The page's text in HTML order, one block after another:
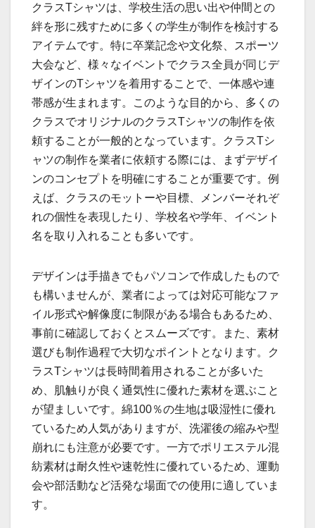
クラスTシャツは、学校生活の思い出や仲間との
絆を形に残すために多くの学生が制作を検討する
アイテムです。 特に卒業記念や文化祭、スポーツ
大会など、様々なイベントでクラス全員が同じデ
ザインのTシャツを着用することで、一体感や連
帯感が生まれます。このような目的から、多くの
クラスでオリジナルのクラスTシャツの制作を依
頼することが一般的となっています。クラスTシ
ャツの制作を業者に依頼する際には、まずデザイ
ンのコンセプトを明確にすることが重要です。例
えば、クラスのモットーや目標、メンバーそれぞ
れの個性を表現したり、学校名や学年、イベント
名を取り入れることも多いです。
デザインは手描きでもパソコンで作成したもので
も構いませんが、業者によっては対応可能なファ
イル形式や解像度に制限がある場合もあるため、
事前に確認しておくとスムーズです。また、素材
選びも制作過程で大切なポイントとなります。ク
ラスTシャツは長時間着用されることが多いた
め、肌触りが良く通気性に優れた素材を選ぶこと
が望ましいです。綿100％の生地は吸湿性に優れ
ているため人気がありますが、洗濯後の縮みや型
崩れにも注意が必要です。一方でポリエステル混
紡素材は耐久性や速乾性に優れているため、運動
会や部活動など活発な場面での使用に適していま
す。